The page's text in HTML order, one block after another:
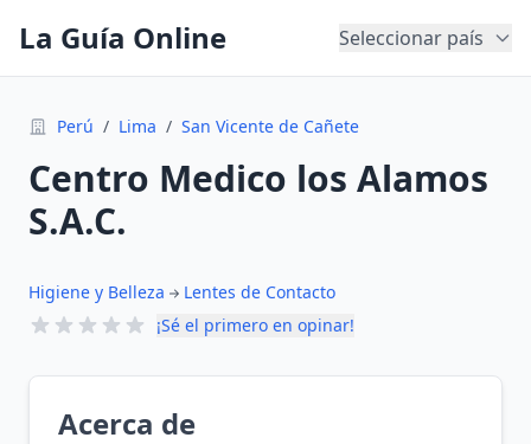
La Guía Online Seleccionar país
Perú / Lima / San Vicente de Cañete
Centro Medico los Alamos
S.A.C.
Higiene y Belleza
Lentes de Contacto
¡Sé el primero en opinar!
Acerca de